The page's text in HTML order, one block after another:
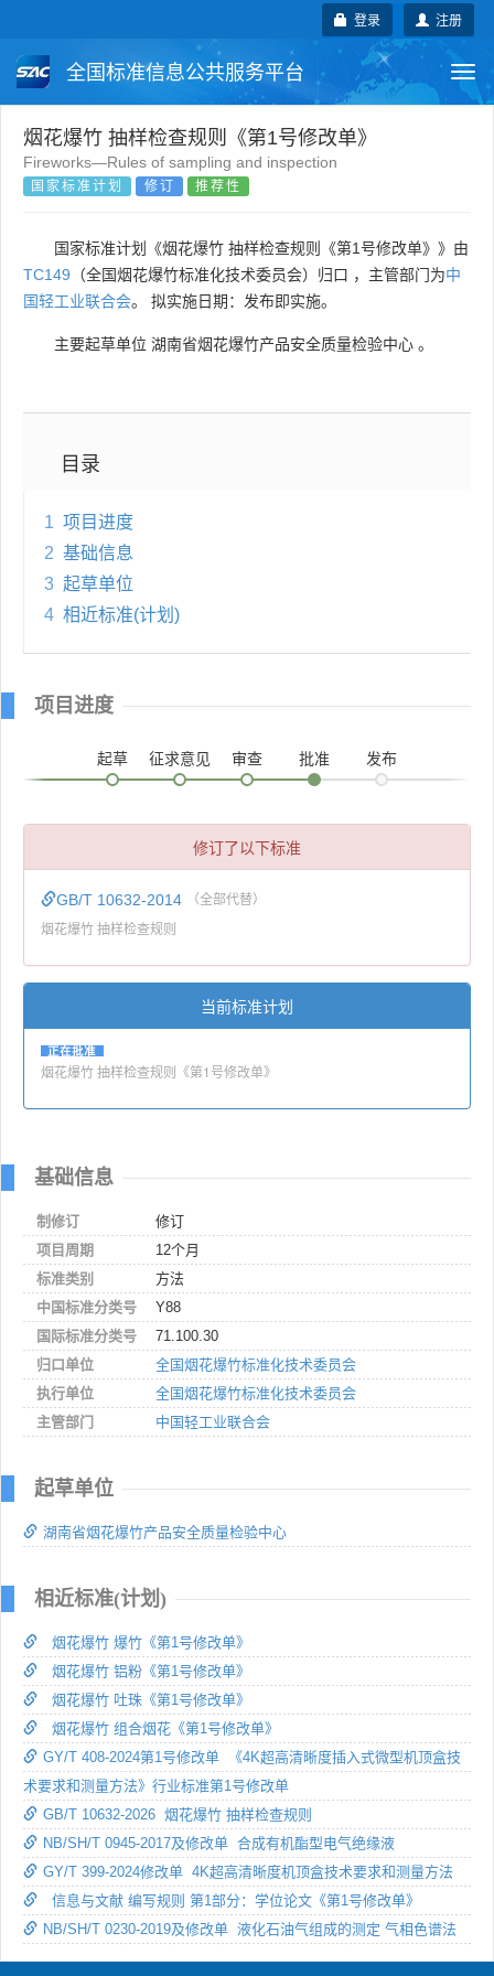
注册
登录
全国标准信息公共服务平台
国家标准 行业标准 地方标准
团体标准 企业标准
国外标准 技术委员会
烟花爆竹 抽样检查规则《第1号修改单》
Fireworks—Rules of sampling and inspection
国家标准计划 修订 推荐性
国家标准计划《烟花爆竹 抽样检查规则《第1号修改单》》由
TC149 （全国烟花爆竹标准化技术委员会）归口 ，主管部门为中
国轻工业联合会。 拟实施日期：发布即实施。
主要起草单位 湖南省烟花爆竹产品安全质量检验中心 。
目录
1 项目进度
2 基础信息
3 起草单位
4 相近标准(计划)
项目进度
起草 征求意见 审查 批准 发布
修订了以下标准
GB/T 10632-2014 （全部代替）
烟花爆竹 抽样检查规则
当前标准计划
正在批准
烟花爆竹 抽样检查规则《第1号修改单》
基础信息
制修订
修订
项目周期
12个月
标准类别
方法
中国标准分类号
Y88
国际标准分类号
71.100.30
归口单位
全国烟花爆竹标准化技术委员会
执行单位
全国烟花爆竹标准化技术委员会
主管部门
中国轻工业联合会
起草单位
湖南省烟花爆竹产品安全质量检验中心
相近标准(计划)
烟花爆竹 爆竹《第1号修改单》
烟花爆竹 铝粉《第1号修改单》
烟花爆竹 吐珠《第1号修改单》
烟花爆竹 组合烟花《第1号修改单》
GY/T 408-2024第1号修改单 《4K超高清晰度插入式微型机顶盒技
术要求和测量方法》行业标准第1号修改单
GB/T 10632-2026 烟花爆竹 抽样检查规则
NB/SH/T 0945-2017及修改单 合成有机酯型电气绝缘液
GY/T 399-2024修改单 4K超高清晰度机顶盒技术要求和测量方法
信息与文献 编写规则 第1部分：学位论文《第1号修改单》
NB/SH/T 0230-2019及修改单 液化石油气组成的测定 气相色谱法